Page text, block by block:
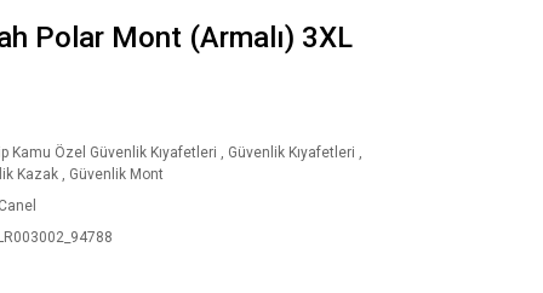
Polar Mont (Armalı) 3XL
Kamu Özel Güvenlik Kıyafetleri , Güvenlik Kıyafetleri ,
Kazak , Güvenlik Mont